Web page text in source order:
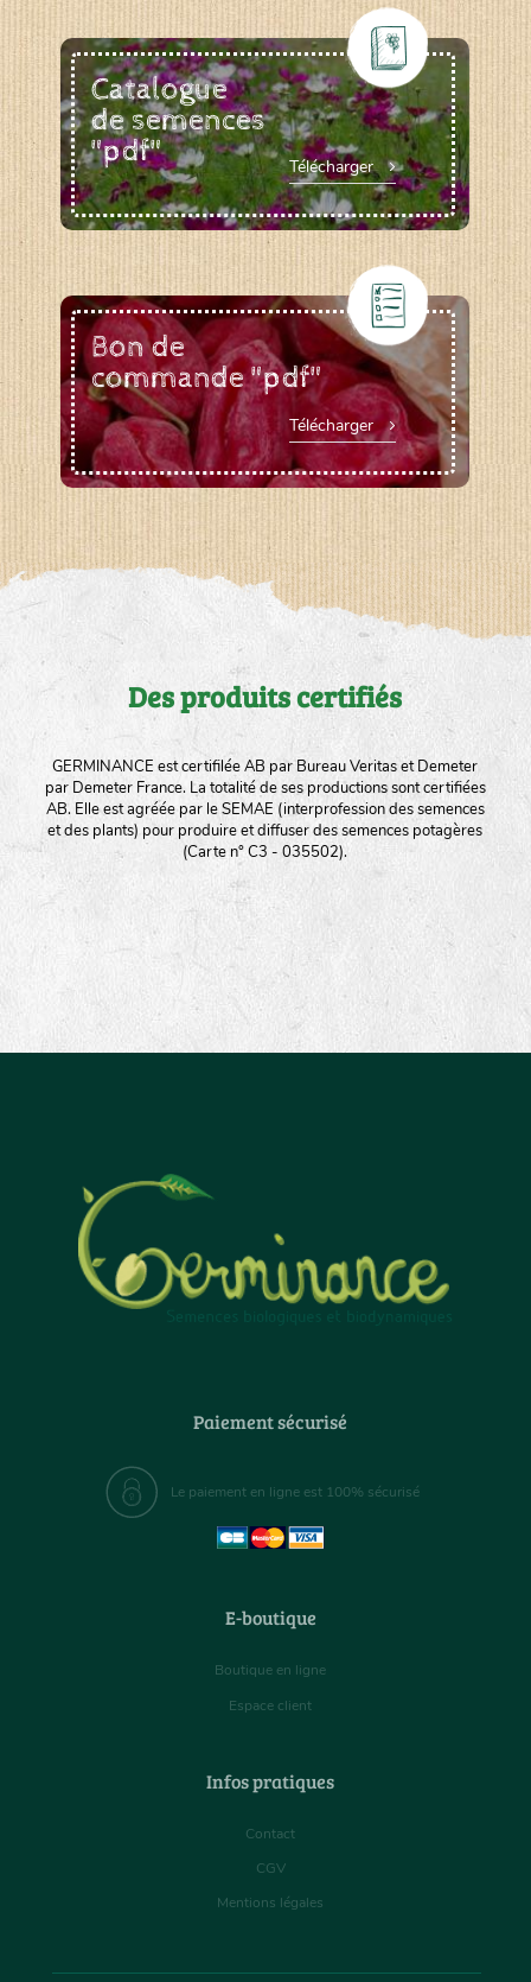
Catalogue
de semences
"pdf"
Télécharger
Bon de
commande "pdf"
Télécharger
Des produits certifiés
GERMINANCE est certifilée AB par Bureau Veritas et Demeter
par Demeter France. La totalité de ses productions sont certifiées
AB. Elle est agréée par le SEMAE (interprofession des semences
et des plants) pour produire et diffuser des semences potagères
(Carte n° C3 - 035502).
Paiement sécurisé
Le paiement en ligne est 100% sécurisé
E-boutique
Boutique en ligne
Espace client
Infos pratiques
Contact
CGV
Mentions légales